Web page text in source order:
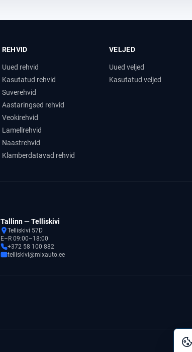
REHVID
Uued rehvid
Kasutatud rehvid
Suverehvid
Aastaringsed rehvid
Veokirehvid
Lamellrehvid
Naastrehvid
Klamberdatavad rehvid
VELJED
Uued veljed
Kasutatud veljed
Tallinn — Telliskivi
Telliskivi 57D
E–R 09:00–18:00
+372 58 100 882
telliskivi@mixauto.ee